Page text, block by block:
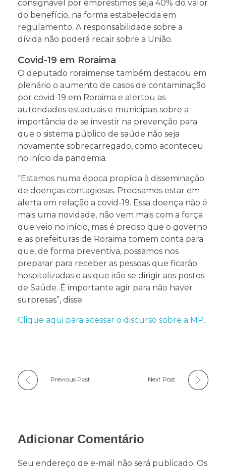
consignável por empréstimos seja 40% do valor
do benefício, na forma estabelecida em
regulamento. A responsabilidade sobre a
dívida não poderá recair sobre a União.
Covid-19 em Roraima
O deputado roraimense também destacou em
plenário o aumento de casos de contaminação
por covid-19 em Roraima e alertou as
autoridades estaduais e municipais sobre a
importância de se investir na prevenção para
que o sistema público de saúde não seja
novamente sobrecarregado, como aconteceu
no início da pandemia.
“Estamos numa época propícia à disseminação
de doenças contagiosas. Precisamos estar em
alerta em relação a covid-19. Essa doença não é
mais uma novidade, não vem mais com a força
que veio no início, mas é preciso que o governo
e as prefeituras de Roraima tomem conta para
que, de forma preventiva, possamos nos
preparar para receber as pessoas que ficarão
hospitalizadas e as que irão se dirigir aos postos
de Saúde. É importante agir para não haver
surpresas”, disse.
Clique aqui para acessar o discurso sobre a MP.
Previous Post Next Post
Adicionar Comentário
Seu endereço de e-mail não será publicado. Os